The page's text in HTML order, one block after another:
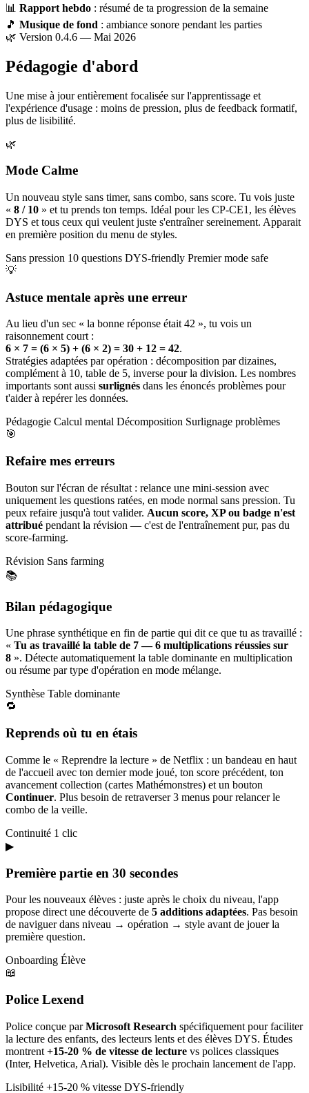
📊 Rapport hebdo : résumé de ta progression de la semaine
🎵 Musique de fond : ambiance sonore pendant les parties
🌿 Version 0.4.6 — Mai 2026
Pédagogie d'abord
Une mise à jour entièrement focalisée sur l'apprentissage et
l'expérience d'usage : moins de pression, plus de feedback formatif,
plus de lisibilité.
🌿
Mode Calme
Un nouveau style sans timer, sans combo, sans score. Tu vois juste
« 8 / 10 » et tu prends ton temps. Idéal pour les CP-CE1, les élèves
DYS et tous ceux qui veulent juste s'entraîner sereinement. Apparait
en première position du menu de styles.
Sans pression 10 questions DYS-friendly Premier mode safe
💡
Astuce mentale après une erreur
Au lieu d'un sec « la bonne réponse était 42 », tu vois un
raisonnement court :
6 × 7 = (6 × 5) + (6 × 2) = 30 + 12 = 42.
Stratégies adaptées par opération : décomposition par dizaines,
complément à 10, table de 5, inverse pour la division. Les nombres
importants sont aussi surlignés dans les énoncés problèmes pour
t'aider à repérer les données.
Pédagogie Calcul mental Décomposition Surlignage problèmes
🎯
Refaire mes erreurs
Bouton sur l'écran de résultat : relance une mini-session avec
uniquement les questions ratées, en mode normal sans pression. Tu
peux refaire jusqu'à tout valider. Aucun score, XP ou badge n'est
attribué pendant la révision — c'est de l'entraînement pur, pas du
score-farming.
Révision Sans farming
📚
Bilan pédagogique
Une phrase synthétique en fin de partie qui dit ce que tu as travaillé :
« Tu as travaillé la table de 7 — 6 multiplications réussies sur
8 ». Détecte automatiquement la table dominante en multiplication
ou résume par type d'opération en mode mélange.
Synthèse Table dominante
🔁
Reprends où tu en étais
Comme le « Reprendre la lecture » de Netflix : un bandeau en haut
de l'accueil avec ton dernier mode joué, ton score précédent, ton
avancement collection (cartes Mathémonstres) et un bouton
Continuer. Plus besoin de retraverser 3 menus pour relancer le
combo de la veille.
Continuité 1 clic
▶
Première partie en 30 secondes
Pour les nouveaux élèves : juste après le choix du niveau, l'app
propose direct une découverte de 5 additions adaptées. Pas besoin
de naviguer dans niveau → opération → style avant de jouer la
première question.
Onboarding Élève
📖
Police Lexend
Police conçue parMicrosoft Research spécifiquement pour faciliter
la lecture des enfants, des lecteurs lents et des élèves DYS. Études
montrent +15-20 % de vitesse de lecture vs polices classiques
(Inter, Helvetica, Arial). Visible dès le prochain lancement de l'app.
Lisibilité +15-20 % vitesse DYS-friendly